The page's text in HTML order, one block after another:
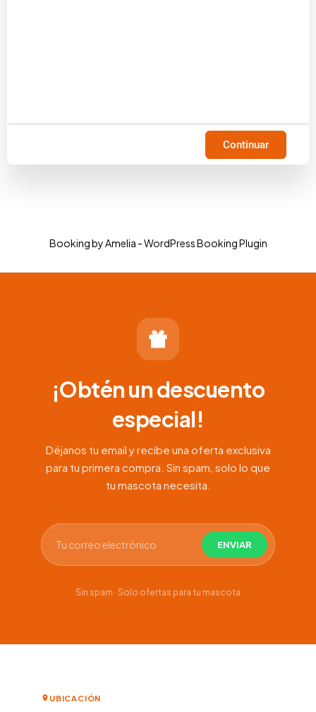
Continuar
Booking by Amelia - WordPress Booking Plugin
¡Obtén un descuento
especial!
Déjanos tu email y recibe una oferta exclusiva
para tu primera compra. Sin spam, solo lo que
tu mascota necesita.
Sin spam · Solo ofertas para tu mascota
UBICACIÓN